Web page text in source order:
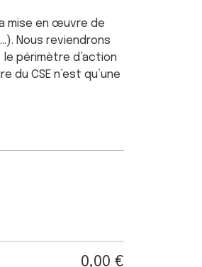
mise en œuvre de
Nous reviendrons
périmètre d’action
CSE n’est qu’une
0,00 €